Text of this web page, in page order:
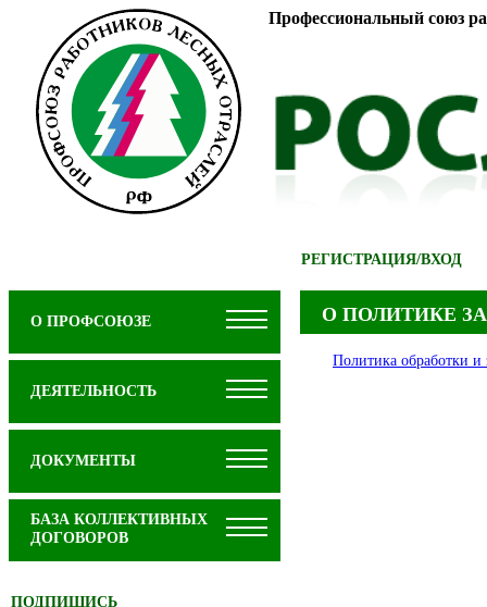
Профессиональный союз
РЕГИСТРАЦИЯ/ВХОД
О ПРОФСОЮЗЕ
ДЕЯТЕЛЬНОСТЬ
ДОКУМЕНТЫ
БАЗА КОЛЛЕКТИВНЫХ
ДОГОВОРОВ
ПОДПИШИСЬ
О ПОЛИТИКЕ
Политика обработки